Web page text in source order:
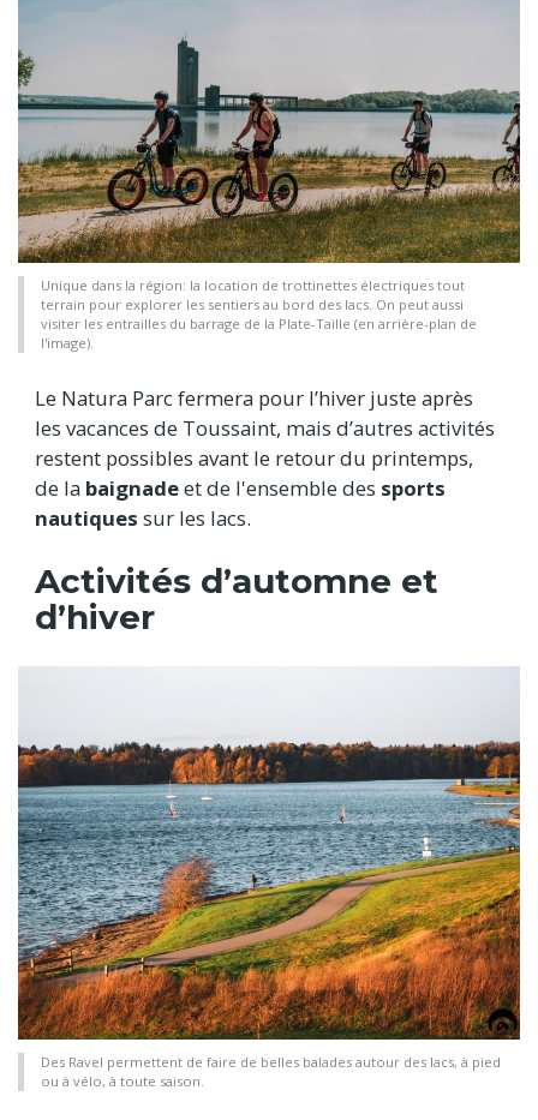
Unique dans la région: la location de trottinettes électriques tout
terrain pour explorer les sentiers au bord des lacs. On peut aussi
visiter les entrailles du barrage de la Plate-Taille (en arrière-plan de
l'image).
Le Natura Parc fermera pour l’hiver juste après
les vacances de Toussaint, mais d’autres activités
restent possibles avant le retour du printemps,
de la baignadeetde l'ensemble des sports
nautiques sur les lacs.
Activités d’automne et
d’hiver
Des Ravel permettent de faire de belles balades autour des lacs, à pied
ou à vélo, à toute saison.